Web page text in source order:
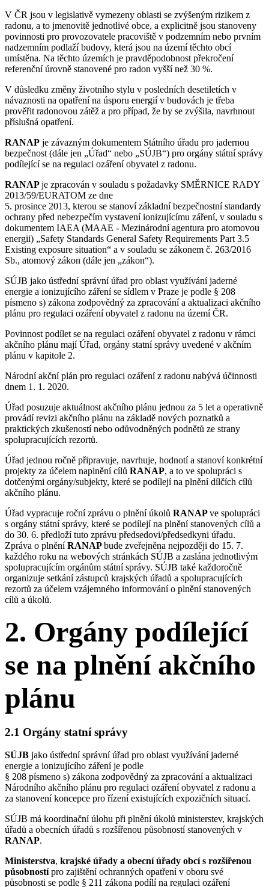
V ČR jsou v legislativě vymezeny oblasti se zvýšeným rizikem z
radonu, a to jmenovitě jednotlivé obce, a explicitně jsou stanoveny
povinnosti pro provozovatele pracoviště v podzemním nebo prvním
nadzemním podlaží budovy, která jsou na území těchto obcí
umístěna. Na těchto územích je pravděpodobnost překročení
referenční úrovně stanovené pro radon vyšší než 30 %.
V důsledku změny životního stylu v posledních desetiletích v
návaznosti na opatření na úsporu energií v budovách je třeba
prověřit radonovou zátěž a pro případ, že by se zvýšila, navrhnout
příslušná opatření.
RANAP je závazným dokumentem Státního úřadu pro jadernou
bezpečnost (dále jen „Úřad“ nebo „SÚJB“) pro orgány státní správy
podílející se na regulaci ozáření obyvatel z radonu.
RANAPje zpracován v souladu s požadavky SMĚRNICE RADY
2013/59/EURATOM ze dne
5. prosince 2013, kterou se stanoví základní bezpečnostní standardy
ochrany před nebezpečím vystavení ionizujícímu záření, v souladu s
dokumentem IAEA (MAAE - Mezinárodní agentura pro atomovou
energii) „Safety Standards General Safety Requirements Part 3.5
Existing exposure situation“ a v souladu se zákonem č. 263/2016
Sb., atomový zákon (dále jen „zákon“).
SÚJB jako ústřední správní úřad pro oblast využívání jaderné
energie a ionizujícího záření se sídlem v Praze je podle § 208
písmeno s) zákona zodpovědný za zpracování a aktualizaci akčního
plánu pro regulaci ozáření obyvatel z radonu na území ČR.
Povinnost podílet se na regulaci ozáření obyvatel z radonu v rámci
akčního plánu mají Úřad, orgány statní správy uvedené v akčním
plánu v kapitole 2.
Národní akční plán pro regulaci ozáření z radonu nabývá účinnosti
dnem 1. 1. 2020.
Úřad posuzuje aktuálnost akčního plánu jednou za 5 let a operativně
provádí revizi akčního plánu na základě nových poznatků a
praktických zkušeností nebo odůvodněných podnětů ze strany
spolupracujících rezortů.
Úřad jednou ročně připravuje, navrhuje, hodnotí a stanoví konkrétní
projekty za účelem naplnění cílů RANAP, a to ve spolupráci s
dotčenými orgány/subjekty, které se podílejí na plnění dílčích cílů
akčního plánu.
Úřad vypracuje roční zprávu o plnění úkolů RANAPve spolupráci
s orgány státní správy, které se podílejí na plnění stanovených cílů a
do 30. 6. předloží tuto zprávu předsedovi/předsedkyni úřadu.
Zpráva o plněníRANAPbude zveřejněna nejpozději do 15. 7.
každého roku na webových stránkách SÚJB a zaslána jednotlivým
spolupracujícím orgánům státní správy. SÚJB také každoročně
organizuje setkání zástupců krajských úřadů a spolupracujících
rezortů za účelem vzájemného informování o plnění stanovených
cílů a úkolů.
2. Orgány podílející
se na plnění akčního
plánu
2.1 Orgány statní správy
SÚJB jako ústřední správní úřad pro oblast využívání jaderné
energie a ionizujícího záření je podle
§ 208 písmeno s) zákona zodpovědný za zpracování a aktualizaci
Národního akčního plánu pro regulaci ozáření obyvatel z radonu a
za stanovení koncepce pro řízení existujících expozičních situací.
SÚJB má koordinační úlohu při plnění úkolů ministerstev, krajských
úřadů a obecních úřadů s rozšířenou působností stanovených v
RANAP.
Ministerstva, krajské úřady a obecní úřady obcí s rozšířenou
působnostípro zajištění ochranných opatření v oboru své
působnosti se podle § 211 zákona podílí na regulaci ozáření